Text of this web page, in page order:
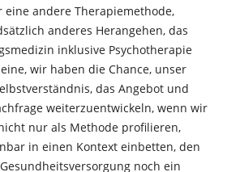
andere Therapiemethode,
anderes Herangehen, das
inklusive Psychotherapie
wir haben die Chance, unser
das Angebot und
weiterzuentwickeln, wenn wir
nur als Methode profilieren,
in einen Kontext einbetten, den
noch ein